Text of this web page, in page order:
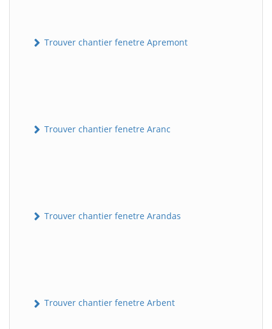
Trouver chantier fenetre Apremont
Trouver chantier fenetre Aranc
Trouver chantier fenetre Arandas
Trouver chantier fenetre Arbent